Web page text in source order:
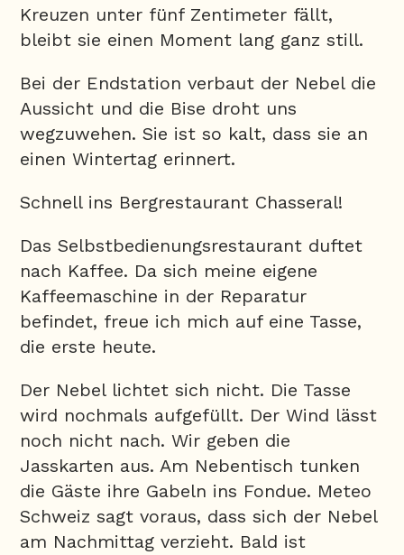
Kreuzen unter fünf Zentimeter fällt,
bleibt sie einen Moment lang ganz still.
Bei der Endstation verbaut der Nebel die
Aussicht und die Bise droht uns
wegzuwehen. Sie ist so kalt, dass sie an
einen Wintertag erinnert.
Schnell ins Bergrestaurant Chasseral!
Das Selbstbedienungsrestaurant duftet
nach Kaffee. Da sich meine eigene
Kaffeemaschine in der Reparatur
befindet, freue ich mich auf eine Tasse,
die erste heute.
Der Nebel lichtet sich nicht. Die Tasse
wird nochmals aufgefüllt. Der Wind lässt
noch nicht nach. Wir geben die
Jasskarten aus. Am Nebentisch tunken
die Gäste ihre Gabeln ins Fondue. Meteo
Schweiz sagt voraus, dass sich der Nebel
am Nachmittag verzieht. Bald ist